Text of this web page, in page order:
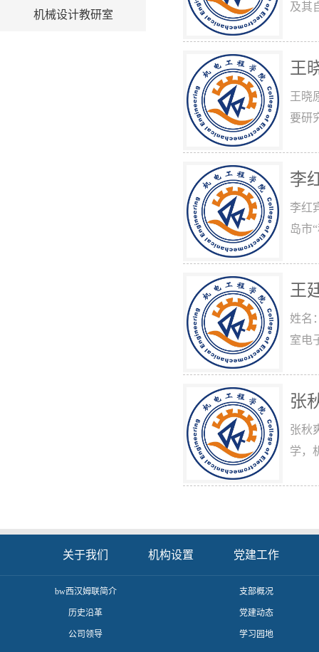
机械设计教研室
及其
王
王晓
要研
李
李红
岛市
王
姓名
室电
张
张秋
学，
关于我们
​bw西汉姆联简介
历史沿革
公司领导
机构设置 党建工作
支部概况
党建动态
学习园地